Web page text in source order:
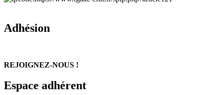
Adhésion
REJOIGNEZ-NOUS !
Espace adhérent